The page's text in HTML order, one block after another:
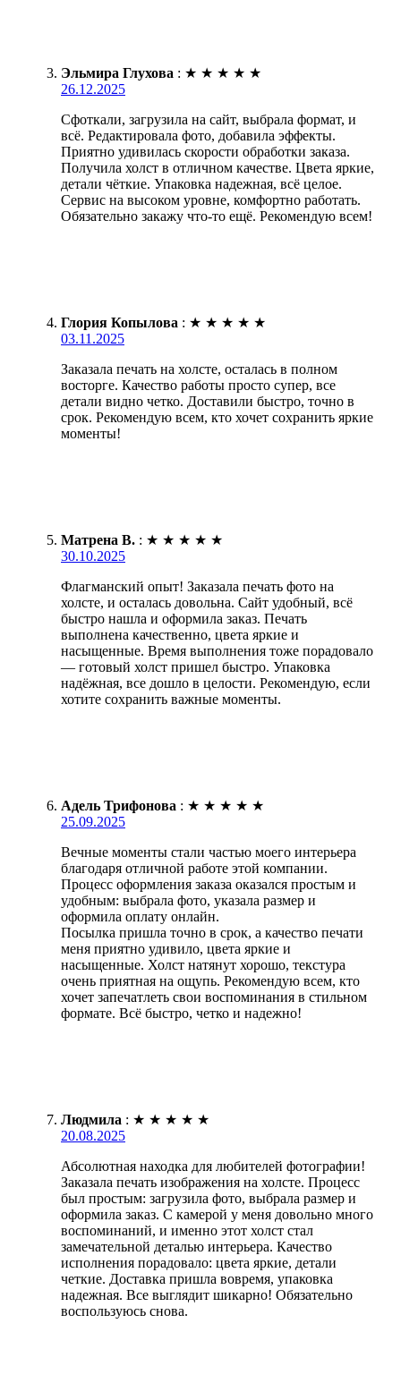
Эльмира Глухова : ★ ★ ★ ★ ★
26.12.2025
Сфоткали, загрузила на сайт, выбрала формат, и
всё. Редактировала фото, добавила эффекты.
Приятно удивилась скорости обработки заказа.
Получила холст в отличном качестве. Цвета яркие,
детали чёткие. Упаковка надежная, всё целое.
Сервис на высоком уровне, комфортно работать.
Обязательно закажу что-то ещё. Рекомендую всем!
Глория Копылова : ★ ★ ★ ★ ★
03.11.2025
Заказала печать на холсте, осталась в полном
восторге. Качество работы просто супер, все
детали видно четко. Доставили быстро, точно в
срок. Рекомендую всем, кто хочет сохранить яркие
моменты!
Матрена В. : ★ ★ ★ ★ ★
30.10.2025
Флагманский опыт! Заказала печать фото на
холсте, и осталась довольна. Сайт удобный, всё
быстро нашла и оформила заказ. Печать
выполнена качественно, цвета яркие и
насыщенные. Время выполнения тоже порадовало
— готовый холст пришел быстро. Упаковка
надёжная, все дошло в целости. Рекомендую, если
хотите сохранить важные моменты.
Адель Трифонова : ★ ★ ★ ★ ★
25.09.2025
Вечные моменты стали частью моего интерьера
благодаря отличной работе этой компании.
Процесс оформления заказа оказался простым и
удобным: выбрала фото, указала размер и
оформила оплату онлайн.
Посылка пришла точно в срок, а качество печати
меня приятно удивило, цвета яркие и
насыщенные. Холст натянут хорошо, текстура
очень приятная на ощупь. Рекомендую всем, кто
хочет запечатлеть свои воспоминания в стильном
формате. Всё быстро, четко и надежно!
Людмила : ★ ★ ★ ★ ★
20.08.2025
Абсолютная находка для любителей фотографии!
Заказала печать изображения на холсте. Процесс
был простым: загрузила фото, выбрала размер и
оформила заказ. С камерой у меня довольно много
воспоминаний, и именно этот холст стал
замечательной деталью интерьера. Качество
исполнения порадовало: цвета яркие, детали
четкие. Доставка пришла вовремя, упаковка
надежная. Все выглядит шикарно! Обязательно
воспользуюсь снова.